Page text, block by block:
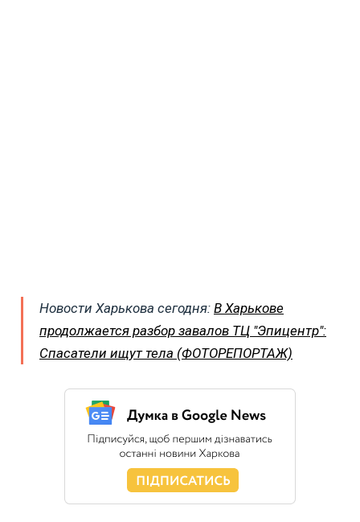
Новости Харькова сегодня: В Харькове
продолжается разбор завалов ТЦ "Эпицентр":
Спасатели ищут тела (ФОТОРЕПОРТАЖ)